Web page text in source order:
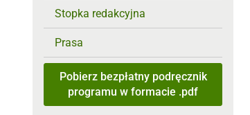
Stopka redakcyjna
Prasa
Pobierz bezpłatny podręcznik
programu w formacie .pdf